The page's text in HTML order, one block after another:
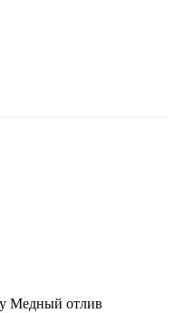
Медный отлив